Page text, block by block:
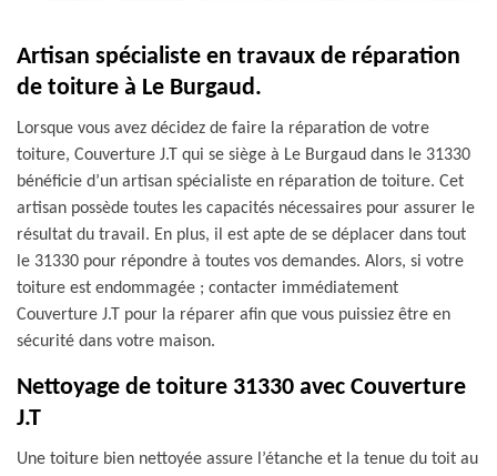
Artisan spécialiste en travaux de réparation
de toiture à Le Burgaud.
Lorsque vous avez décidez de faire la réparation de votre
toiture, Couverture J.T qui se siège à Le Burgaud dans le 31330
bénéficie d’un artisan spécialiste en réparation de toiture. Cet
artisan possède toutes les capacités nécessaires pour assurer le
résultat du travail. En plus, il est apte de se déplacer dans tout
le 31330 pour répondre à toutes vos demandes. Alors, si votre
toiture est endommagée ; contacter immédiatement
Couverture J.T pour la réparer afin que vous puissiez être en
sécurité dans votre maison.
Nettoyage de toiture 31330 avec Couverture
J.T
Une toiture bien nettoyée assure l’étanche et la tenue du toit au